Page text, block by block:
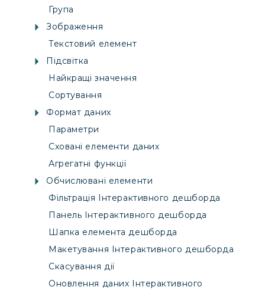
Група
Зображення
Текстовий елемент
Підсвітка
Найкращі значення
Сортування
Формат даних
Параметри
Сховані елементи даних
Агрегатні функції
Обчислювані елементи
Фільтрація Інтерактивного дешборда
Панель Інтерактивного дешборда
Шапка елемента дешборда
Макетування Інтерактивного дешборда
Скасування дії
Оновлення даних Інтерактивного